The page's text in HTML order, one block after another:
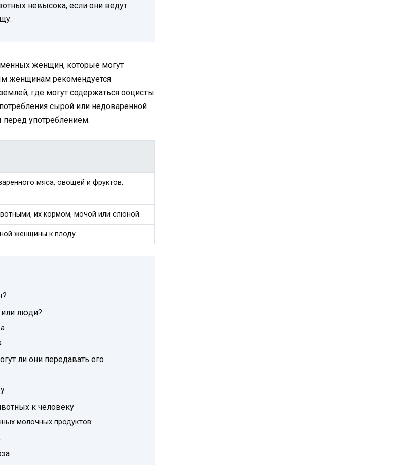
невысока, если они ведут
женщин, которые могут
женщинам рекомендуется
где могут содержаться ооцисты
сырой или недоваренной
употреблением.
мяса, овощей и фруктов,
их кормом, мочой или слюной.
женщины к плоду.
люди?
ли они передавать его
к человеку
молочных продуктов: